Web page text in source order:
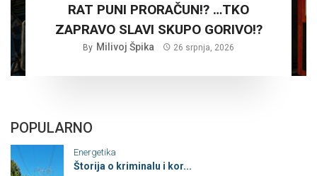
RAT PUNI PRORAČUN!? …TKO
ZAPRAVO SLAVI SKUPO GORIVO!?
By Milivoj Špika 26 srpnja, 2026
POPULARNO
Energetika
Štorija o kriminalu i kor...